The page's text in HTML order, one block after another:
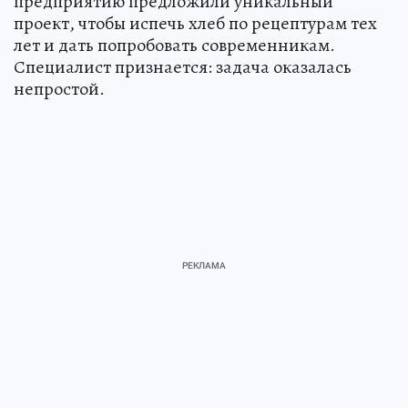
проект, чтобы испечь хлеб по рецептурам тех
лет и дать попробовать современникам.
Специалист признается: задача оказалась
непростой.